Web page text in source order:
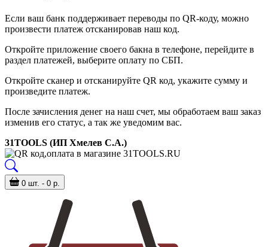
Если ваш банк поддерживает переводы по QR-коду, можно
произвести платеж отсканировав наш код.
Откройте приложение своего бакна в телефоне, перейдите в
раздел платежей, выберите оплату по СБП.
Откройте сканер и отсканируйте QR код, укажите сумму и
произведите платеж.
После зачисления денег на наш счет, мы обработаем ваш заказ
изменив его статус, а так же уведомим вас.
31TOOLS (ИП Хмелев С.А.)
0 шт. - 0 р.